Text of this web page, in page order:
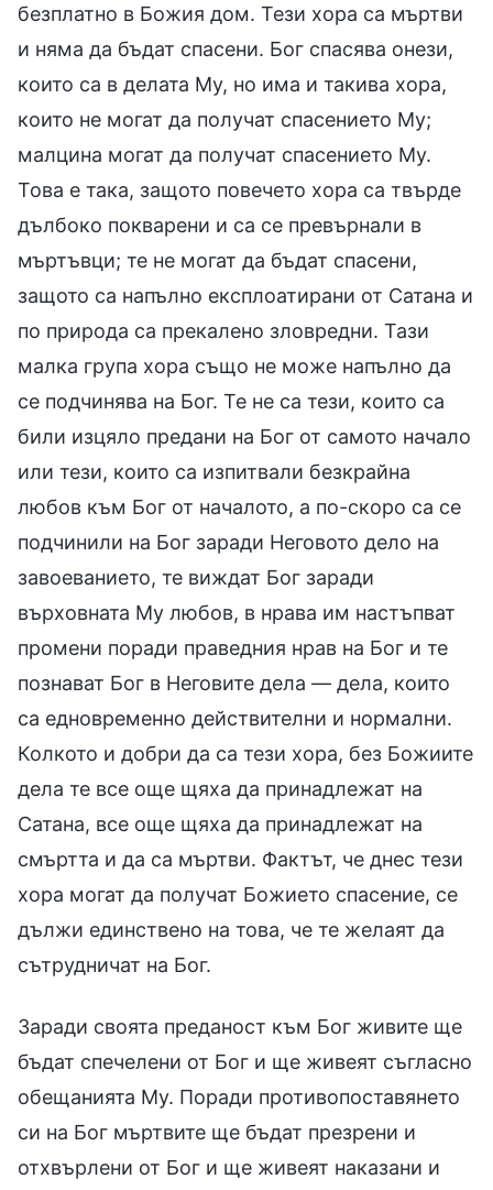
безплатно в Божия дом. Тези хора са мъртви
и няма да бъдат спасени. Бог спасява онези,
които са в делата Му, но има и такива хора,
които не могат да получат спасението Му;
малцина могат да получат спасението Му.
Това е така, защото повечето хора са твърде
дълбоко покварени и са се превърнали в
мъртъвци; те не могат да бъдат спасени,
защото са напълно експлоатирани от Сатана и
по природа са прекалено зловредни. Тази
малка група хора също не може напълно да
се подчинява на Бог. Те не са тези, които са
били изцяло предани на Бог от самото начало
или тези, които са изпитвали безкрайна
любов към Бог от началото, а по-скоро са се
подчинили на Бог заради Неговото дело на
завоеванието, те виждат Бог заради
върховната Му любов, в нрава им настъпват
промени поради праведния нрав на Бог и те
познават Бог в Неговите дела — дела, които
са едновременно действителни и нормални.
Колкото и добри да са тези хора, без Божиите
дела те все още щяха да принадлежат на
Сатана, все още щяха да принадлежат на
смъртта и да са мъртви. Фактът, че днес тези
хора могат да получат Божието спасение, се
дължи единствено на това, че те желаят да
сътрудничат на Бог.
Заради своята преданост към Бог живите ще
бъдат спечелени от Бог и ще живеят съгласно
обещанията Му. Поради противопоставянето
си на Бог мъртвите ще бъдат презрени и
отхвърлени от Бог и ще живеят наказани и